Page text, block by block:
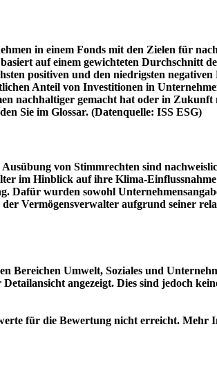
in einem Fonds mit den Zielen für
auf einem gewichteten Durchschnitt
positiven und den niedrigsten
Anteil von Investitionen in
nachhaltiger gemacht hat oder in
Sie im Glossar. (Datenquelle: ISS ESG)
von Stimmrechten sind
im Hinblick auf ihre Klima-Einflussnahme
Dafür wurden sowohl
Vermögensverwalter aufgrund seiner
Bereichen Umwelt, Soziales und
angezeigt. Dies sind jedoch
für die Bewertung nicht erreicht.